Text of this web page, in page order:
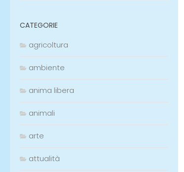
CATEGORIE
agricoltura
ambiente
anima libera
animali
arte
attualità